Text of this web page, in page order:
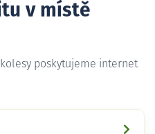
v místě
poskytujeme internet